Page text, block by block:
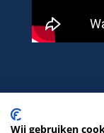
Wij gebruiken